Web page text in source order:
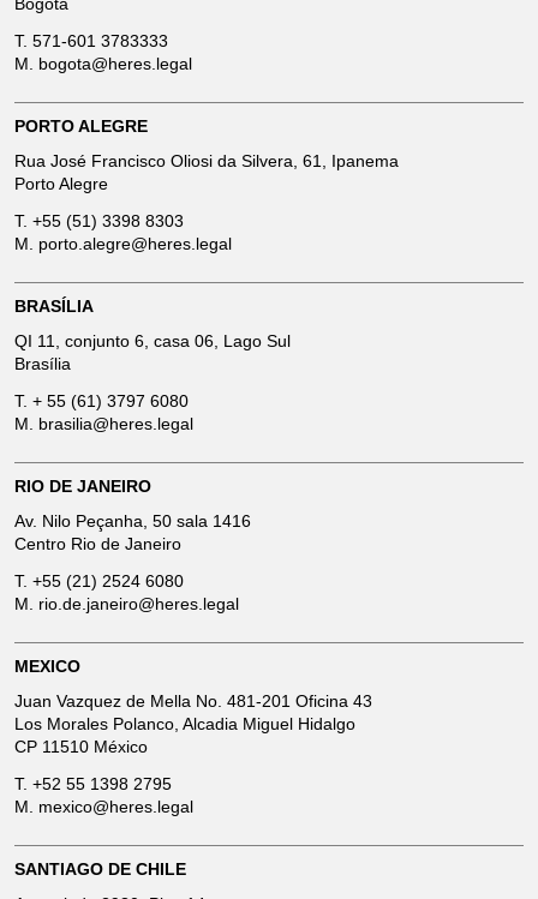
T. 571-601 3783333
M. bogota@heres.legal
PORTO ALEGRE
Rua José Francisco Oliosi da Silvera, 61, Ipanema
Porto Alegre
T. +55 (51) 3398 8303
M. porto.alegre@heres.legal
BRASÍLIA
QI 11, conjunto 6, casa 06, Lago Sul
Brasília
T. + 55 (61) 3797 6080
M. brasilia@heres.legal
RIO DE JANEIRO
Av. Nilo Peçanha, 50 sala 1416
Centro Rio de Janeiro
T. +55 (21) 2524 6080
M. rio.de.janeiro@heres.legal
MEXICO
Juan Vazquez de Mella No. 481-201 Oficina 43
Los Morales Polanco, Alcadia Miguel Hidalgo
CP 11510 México
T. +52 55 1398 2795
M. mexico@heres.legal
SANTIAGO DE CHILE